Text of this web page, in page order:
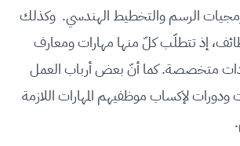
الرسم والتخطيط الهندسي. وكذلك
إذ تتطلّب كلّ منها مهارات ومعارف
متخصصة. كما أنّ بعض أرباب العمل
لإكساب موظفيهم المهارات اللازمة